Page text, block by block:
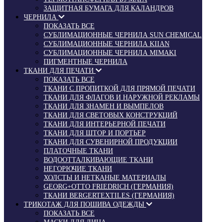
ЗАЩИТНАЯ БУМАГА ДЛЯ КАЛАНДРОВ
ЧЕРНИЛА
ПОКАЗАТЬ ВСЕ
СУБЛИМАЦИОННЫЕ ЧЕРНИЛА SUN CHEMICAL
СУБЛИМАЦИОННЫЕ ЧЕРНИЛА KIIAN
СУБЛИМАЦИОННЫЕ ЧЕРНИЛА MIMAKI
ПИГМЕНТНЫЕ ЧЕРНИЛА
ТКАНИ ДЛЯ ПЕЧАТИ
ПОКАЗАТЬ ВСЕ
ТКАНИ С ПРОПИТКОЙ ДЛЯ ПРЯМОЙ ПЕЧАТИ
ТКАНИ ДЛЯ ФЛАГОВ И НАРУЖНОЙ РЕКЛАМЫ
ТКАНИ ДЛЯ ЗНАМЕН И ВЫМПЕЛОВ
ТКАНИ ДЛЯ СВЕТОВЫХ КОНСТРУКЦИЙ
ТКАНИ ДЛЯ ИНТЕРЬЕРНОЙ ПЕЧАТИ
ТКАНИ ДЛЯ ШТОР И ПОРТЬЕР
ТКАНИ ДЛЯ СУВЕНИРНОЙ ПРОДУКЦИИ
ПЛАТОЧНЫЕ ТКАНИ
ВОДООТТАЛКИВАЮЩИЕ ТКАНИ
НЕГОРЮЧИЕ ТКАНИ
ХОЛСТЫ И НЕТКАНЫЕ МАТЕРИАЛЫ
GEORG+OTTO FRIEDRICH (ГЕРМАНИЯ)
ТКАНИ BERGERTEXTILES (ГЕРМАНИЯ)
ТРИКОТАЖ ДЛЯ ПОШИВА ОДЕЖДЫ
ПОКАЗАТЬ ВСЕ